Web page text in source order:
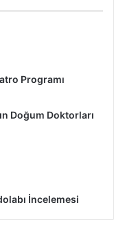
Programı
Doğum Doktorları
İncelemesi